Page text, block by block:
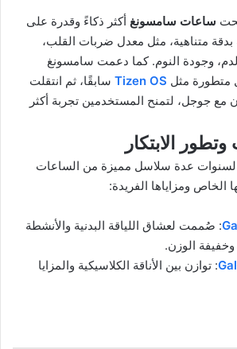
ساعات سامسونغ أكثر ذكاءً وقدرة على
بدقة متناهية، مثل معدل ضربات القلب،
وجودة النوم. كما دعمت سامسونغ
متطورة مثل Tizen OS سابقًا، ثم انتقلت
مع جوجل، لتمنح المستخدمين تجربة أكثر
الابتكار
عدة سلاسل مميزة من الساعات
الخاص ومزاياها الفريدة:
: صُممت لعشاق اللياقة البدنية والأنشطة
وخفيفة الوزن.
: توازن بين الأناقة الكلاسيكية والمزايا